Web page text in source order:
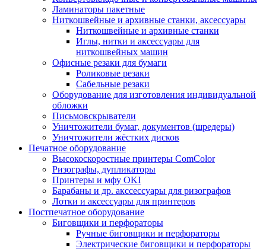
Ламинаторы пакетные
Ниткошвейные и архивные станки, аксессуары
Ниткошвейные и архивные станки
Иглы, нитки и аксессуары для
ниткошвейных машин
Офисные резаки для бумаги
Роликовые резаки
Сабельные резаки
Оборудование для изготовления индивидуальной
обложки
Письмовскрыватели
Уничтожители бумаг, документов (шредеры)
Уничтожители жёстких дисков
Печатное оборудование
Высокоскоростные принтеры ComColor
Ризографы, дупликаторы
Принтеры и мфу OKI
Барабаны и др. акссессуары для ризографов
Лотки и аксессуары для принтеров
Постпечатное оборудование
Биговщики и перфораторы
Ручные биговщики и перфораторы
Электрические биговщики и перфораторы